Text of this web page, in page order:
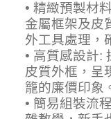
• 精緻預製材
金屬框架及皮
外工具處理，
• 高質感設計:
皮質外框，呈
籠的廉價印象
• 簡易組裝流